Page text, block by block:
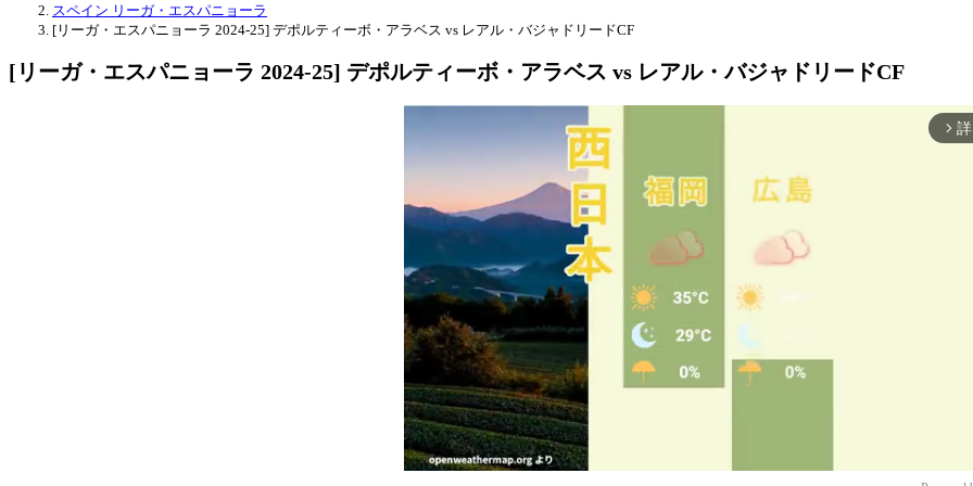
スペイン リーガ・エスパニョーラ
[リーガ・エスパニョーラ 2024-25] デポルティーボ・アラベス vs レアル・バジャドリードCF
[リーガ・エスパニョーラ 2024-25] デポルティーボ・アラベス vs レアル・バジャドリードCF
arrow_forward_ios